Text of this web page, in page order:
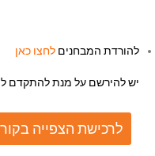
להורדת המבחנים לחצו כאן
יש להירשם על מנת להתקדם
לרכישת הצפייה